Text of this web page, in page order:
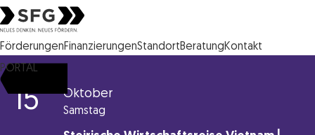
Steirische Wirtschaftsförderungsgesellschaft mbH SFG Logo
FörderungenFinanzierungenStandortBeratungKontakt
PORTAL
15 Oktober
Samstag